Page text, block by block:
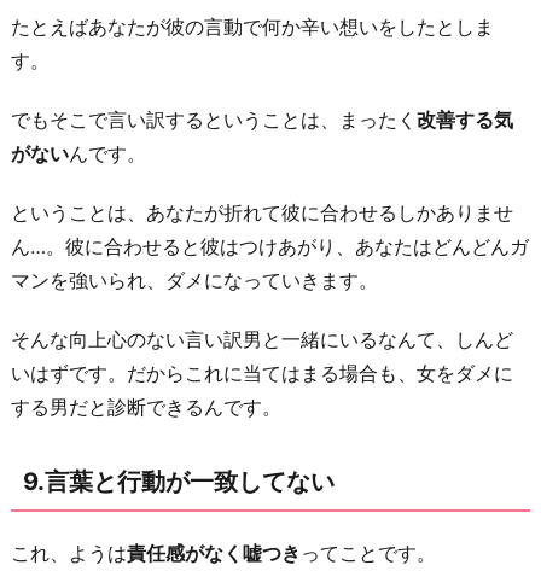
たとえばあなたが彼の言動で何か辛い想いをしたとしま
す。
でもそこで言い訳するということは、まったく 改善する気
がないんです。
ということは、あなたが折れて彼に合わせるしかありませ
ん…。彼に合わせると彼はつけあがり、あなたはどんどんガ
マンを強いられ、ダメになっていきます。
そんな向上心のない言い訳男と一緒にいるなんて、しんど
いはずです。だからこれに当てはまる場合も、女をダメに
する男だと診断できるんです。
9.言葉と行動が一致してない
これ、ようは責任感がなく嘘つき ってことです。